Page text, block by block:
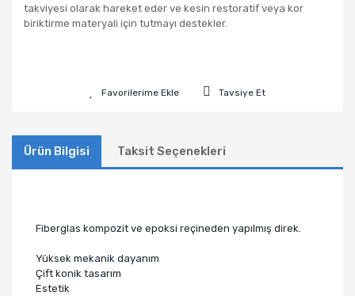
takviyesi olarak hareket eder ve kesin restoratif veya kor
biriktirme materyali için tutmayı destekler.
Tavsiye Et
Ürün Bilgisi Taksit Seçenekleri
Fiberglas kompozit ve epoksi reçineden yapılmış direk.
Yüksek mekanik dayanım
Çift konik tasarım
Estetik